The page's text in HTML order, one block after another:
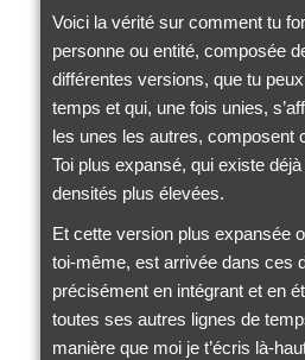
Voici la vérité sur comment tu
personne ou entité, composée
différentes versions, que tu
temps et qui, une fois unies,
les unes les autres, composent
Toi plus expansé, qui existe
densités plus élevées.
Et cette version plus expansée
toi-même, est arrivée dans ces
précisément en intégrant et en
toutes ses autres lignes de
manière que moi je t’écris là-